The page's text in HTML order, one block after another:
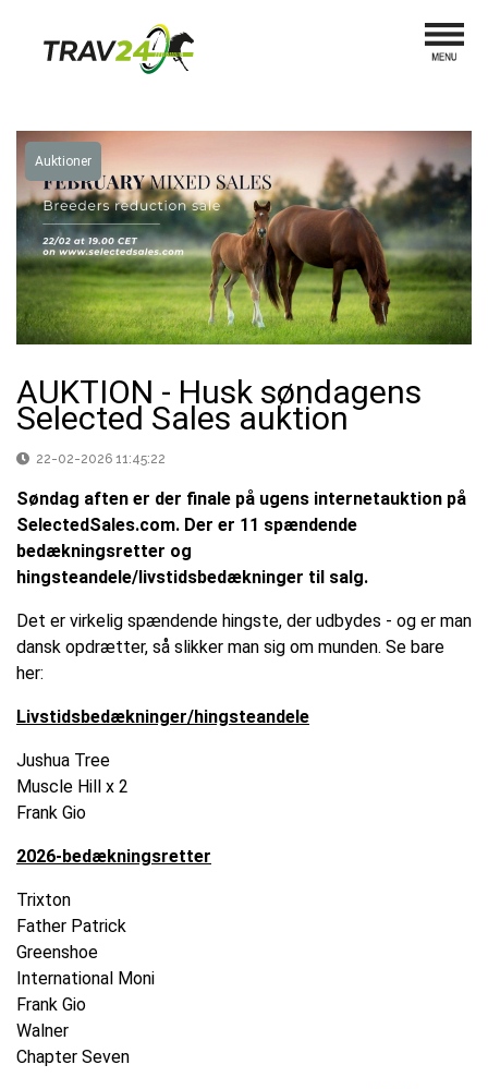
Auktioner
AUKTION - Husk søndagens
Selected Sales auktion
22-02-2026 11:45:22
Søndag aften er der finale på ugens internetauktion på
SelectedSales.com. Der er 11 spændende
bedækningsretter og
hingsteandele/livstidsbedækninger til salg.
Det er virkelig spændende hingste, der udbydes - og er man
dansk opdrætter, så slikker man sig om munden. Se bare
her:
Livstidsbedækninger/hingsteandele
Jushua Tree
Muscle Hill x 2
Frank Gio
2026-bedækningsretter
Trixton
Father Patrick
Greenshoe
International Moni
Frank Gio
Walner
Chapter Seven